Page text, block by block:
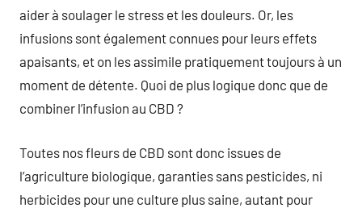
aider à soulager le stress et les douleurs. Or, les
infusions sont également connues pour leurs effets
apaisants, et on les assimile pratiquement toujours à un
moment de détente. Quoi de plus logique donc que de
combiner l’infusion au CBD ?
Toutes nos fleurs de CBD sont donc issues de
l’agriculture biologique, garanties sans pesticides, ni
herbicides pour une culture plus saine, autant pour